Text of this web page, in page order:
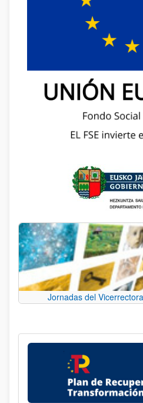
Jornadas del